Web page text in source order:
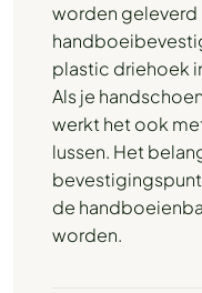
worden
plastic driehoek
Als je
werkt het ook
lussen. Het
de
worden.